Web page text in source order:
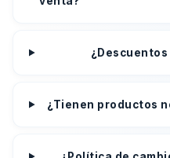
¿Tienen productos